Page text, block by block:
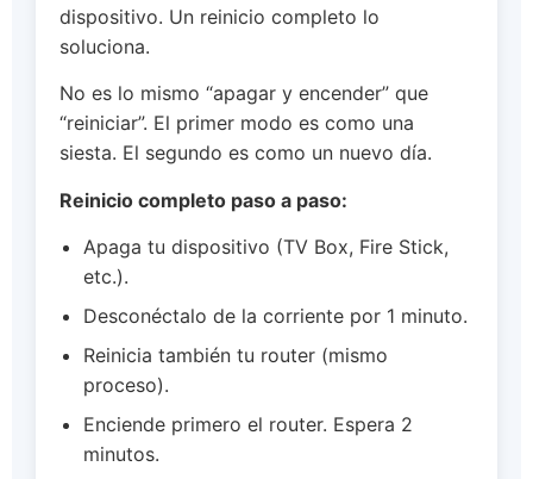
dispositivo. Un reinicio completo lo
soluciona.
No es lo mismo “apagar y encender” que
“reiniciar”. El primer modo es como una
siesta. El segundo es como un nuevo día.
Reinicio completo paso a paso:
Apaga tu dispositivo (TV Box, Fire Stick,
etc.).
Desconéctalo de la corriente por 1 minuto.
Reinicia también tu router (mismo
proceso).
Enciende primero el router. Espera 2
minutos.